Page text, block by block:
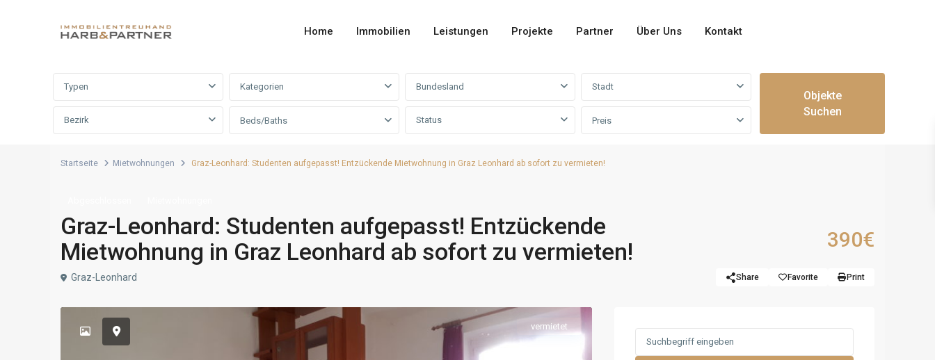
Home Immobilien Leistungen Projekte Partner Über Uns
Kontakt
Typen Kategorien Bundesland Stadt
Bezirk Beds/Baths Status Preis
Objekte
Suchen
Startseite Mietwohnungen Graz-Leonhard: Studenten aufgepasst! Entzückende Mietwohnung in Graz Leonhard ab sofort zu vermieten!
Graz-Leonhard: Studenten aufgepasst! Entzückende
Mietwohnung in Graz Leonhard ab sofort zu vermieten!
390€
Graz-Leonhard Share Favorite Print
vermietet
Search